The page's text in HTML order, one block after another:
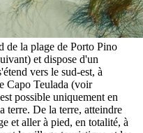
de la plage de Porto Pino
et dispose d'un
vers le sud-est, à
Capo Teulada (voir
possible uniquement en
terre. De la terre, atteindre
et aller à pied, en totalité, à